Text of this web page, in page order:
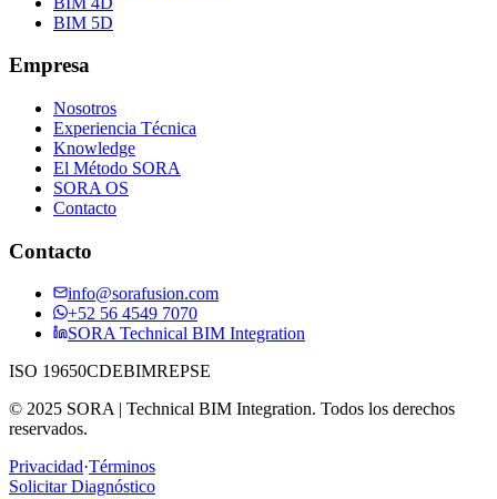
BIM 5D
Empresa
Nosotros
Experiencia Técnica
Knowledge
El Método SORA
SORA OS
Contacto
Contacto
info@sorafusion.com
+52 56 4549 7070
SORA Technical BIM Integration
ISO 19650CDEBIMREPSE
© 2025 SORA | Technical BIM Integration. Todos los derechos
reservados.
Privacidad·Términos
Solicitar Diagnóstico